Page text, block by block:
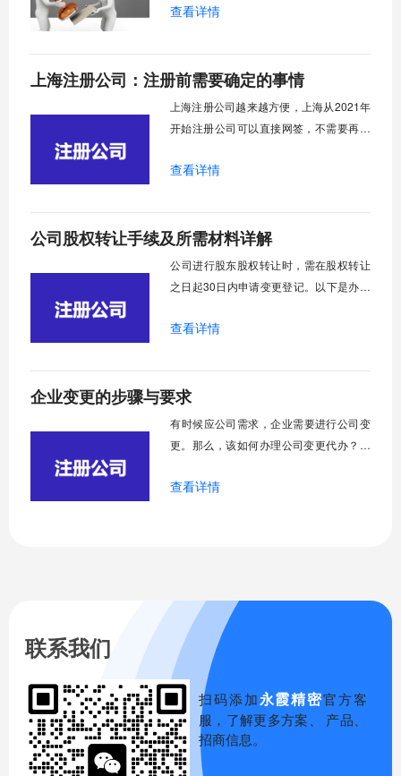
国无可争议的经济、金融、贸易和航运中
独厚的资源，悉心培育企业成长的沃土。
为何如此多的创业者对上海青眼有加？答
查看详情
上海注册公司：注册前需要确定的事情
上海注册公司越来越方便，上海从2021年
开始注册公司可以直接网签，不需要再去
字资料，给广大的创业者减负了。现在我
确定的事情。
查看详情
公司股权转让手续及所需材料详解
​公司进行股东股权转让时，需在股权转让
之日起30日内申请变更登记。以下是办理
查看详情
企业变更的步骤与要求
​有时候应公司需求，企业需要进行公司变
更。那么，该如何办理公司变更代办？需
将针对这些问题做出简要介绍，希望对大
查看详情
联系我们
扫码添加永霞精密官方客
服，了解更多方案、 产品、
招商信息。